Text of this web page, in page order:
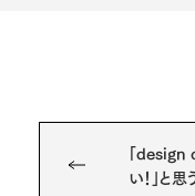
「design
い！」と